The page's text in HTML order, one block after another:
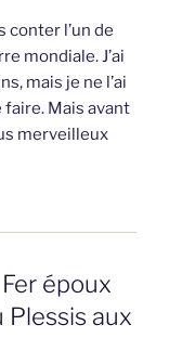
conter l’un de
mondiale. J’ai
mais je ne l’ai
Mais avant
merveilleux
époux
Plessis aux